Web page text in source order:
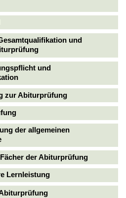
und
und
zur Abiturprüfung
der allgemeinen
der Abiturprüfung
Lernleistung